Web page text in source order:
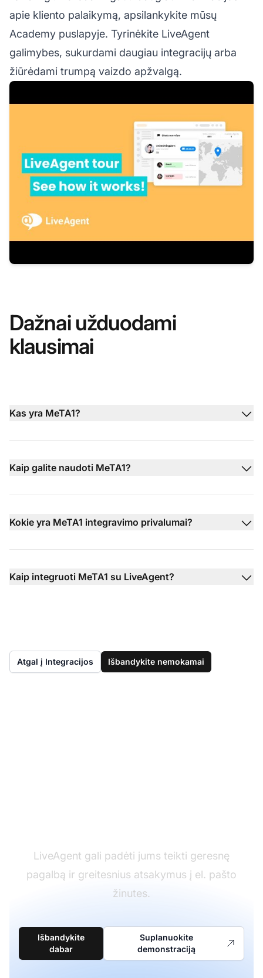
apie kliento palaikymą, apsilankykite mūsų
Academy puslapyje. Tyrinėkite LiveAgent
galimybes, sukurdami daugiau integracijų arba
žiūrėdami trumpą vaizdo apžvalgą.
Dažnai užduodami
klausimai
Kas yra MeTA1?
Kaip galite naudoti MeTA1?
Kokie yra MeTA1 integravimo privalumai?
Kaip integruoti MeTA1 su LiveAgent?
Atgal į Integracijos Išbandykite nemokamai
LiveAgent gali padėti jums teikti geresnę
pagalbą ir greitesnius atsakymus į el. pašto
žinutes.
Išbandykite
dabar
Suplanuokite
demonstraciją